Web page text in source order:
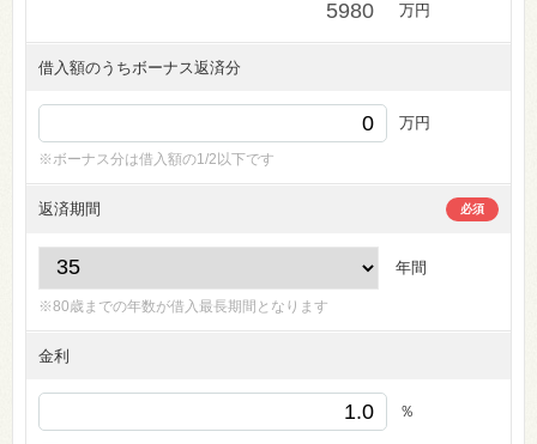
万円
借入額のうちボーナス返済分
万円
※ボーナス分は借入額の1/2以下です
返済期間 必須
年間
※80歳までの年数が借入最長期間となります
金利
％